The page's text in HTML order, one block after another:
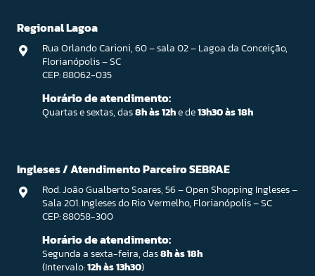
Regional Lagoa
Rua Orlando Carioni, 60 – sala 02 – Lagoa da Conceição,
Florianópolis – SC
CEP: 88062-035
Horário de atendimento:
Quartas e sextas, das8h às 12he de13h30 às 18h
Ingleses / Atendimento Parceiro SEBRAE
Rod. João Gualberto Soares, 56 – Open Shopping Ingleses –
Sala 201. Ingleses do Rio Vermelho, Florianópolis – SC
CEP: 88058-300
Horário de atendimento:
Segunda a sexta-feira, das8h às 18h
(Intervalo:12h às 13h30)